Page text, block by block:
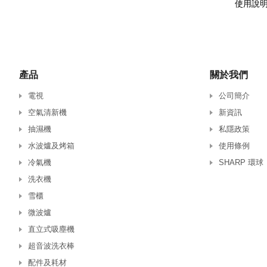
使用說
產品
電視
空氣清新機
抽濕機
水波爐及烤箱
冷氣機
洗衣機
雪櫃
微波爐
直立式吸塵機
超音波洗衣棒
配件及耗材
關於我們
公司簡介
新資訊
私隱政策
使用條例
SHARP 環球